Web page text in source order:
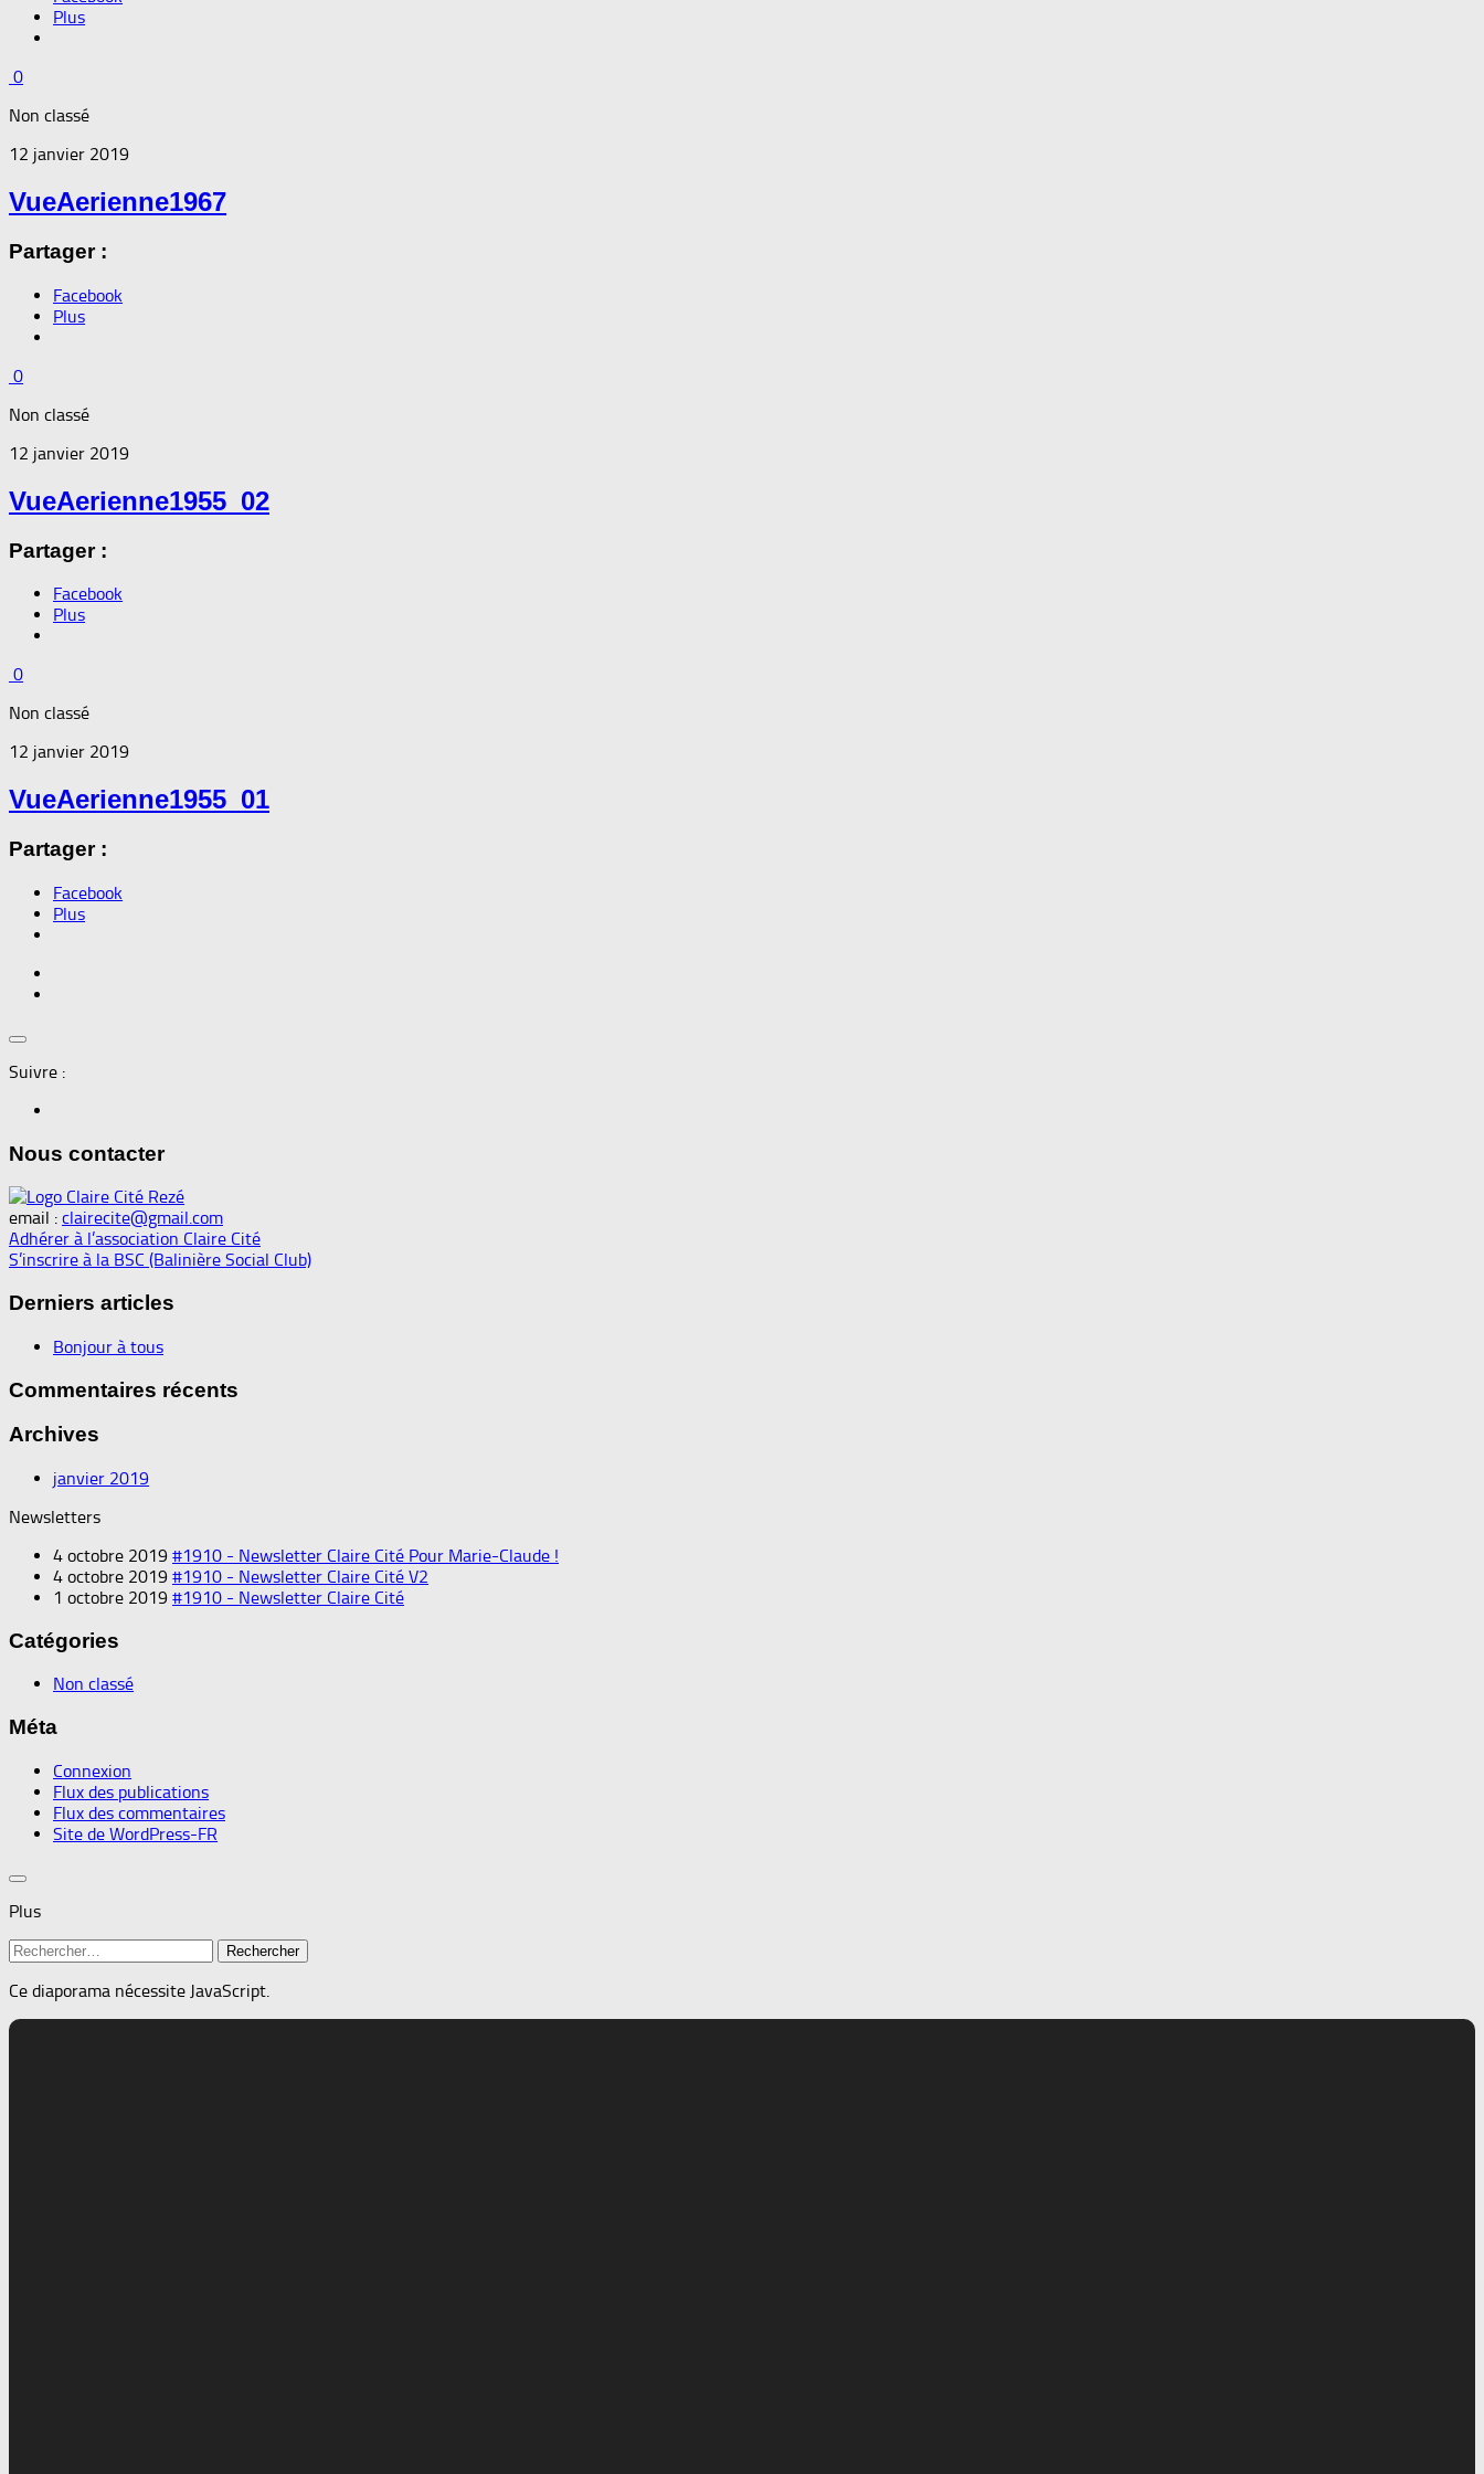
Plus
0
Non classé
12 janvier 2019
VueAerienne1967
Partager :
Facebook
Plus
0
Non classé
12 janvier 2019
VueAerienne1955_02
Partager :
Facebook
Plus
0
Non classé
12 janvier 2019
VueAerienne1955_01
Partager :
Facebook
Plus
Suivre :
Nous contacter
email : clairecite@gmail.com
Adhérer à l’association Claire Cité
S’inscrire à la BSC (Balinière Social Club)
Derniers articles
Bonjour à tous
Commentaires récents
Archives
janvier 2019
Newsletters
4 octobre 2019 #1910 - Newsletter Claire Cité Pour Marie-Claude !
4 octobre 2019 #1910 - Newsletter Claire Cité V2
1 octobre 2019 #1910 - Newsletter Claire Cité
Catégories
Non classé
Méta
Connexion
Flux des publications
Flux des commentaires
Site de WordPress-FR
Plus
Rechercher :
Ce diaporama nécessite JavaScript.